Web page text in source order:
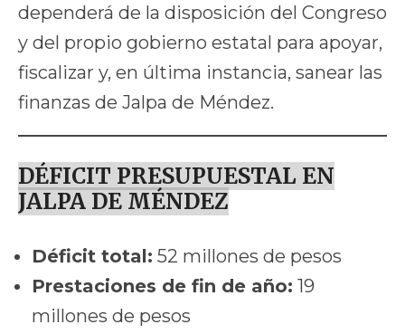
dependerá de la disposición del Congreso
y del propio gobierno estatal para apoyar,
fiscalizar y, en última instancia, sanear las
finanzas de Jalpa de Méndez.
DÉFICIT PRESUPUESTAL EN
JALPA DE MÉNDEZ
Déficit total: 52 millones de pesos
Prestaciones de fin de año: 19
millones de pesos